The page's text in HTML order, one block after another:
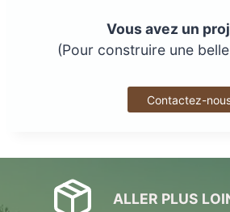
Vous avez un
(Pour construire une
Contactez-
ALLER PLUS